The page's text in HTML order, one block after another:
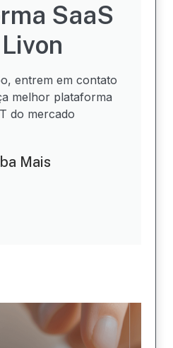
SaaS
entrem em contato
melhor plataforma
do mercado
Mais